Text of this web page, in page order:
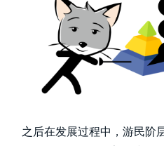
之后在发展过程中，游民阶